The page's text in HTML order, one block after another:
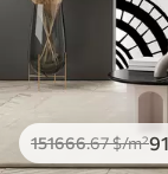
151666.67$/m²